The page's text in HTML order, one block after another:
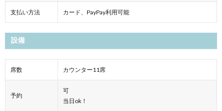
支払い方法 カード、PayPay利用可能
設備
席数 カウンター11席
予約
可
当日ok！